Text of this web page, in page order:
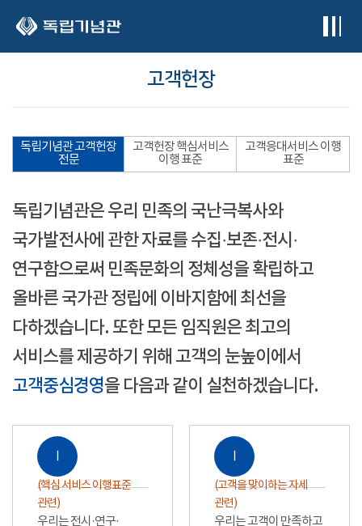
고객헌장
독립기념관 고객헌장
전문
고객헌장 핵심서비스
이행 표준
고객응대서비스 이행
표준
독립기념관은 우리 민족의 국난극복사와
국가발전사에 관한 자료를 수집·보존·전시·
연구함으로써 민족문화의 정체성을 확립하고
올바른 국가관 정립에 이바지함에 최선을
다하겠습니다. 또한 모든 임직원은 최고의
서비스를 제공하기 위해 고객의 눈높이에서
고객중심경영을 다음과 같이 실천하겠습니다.
Ⅰ
(핵심 서비스 이행표준
관련)
우리는 전시·연구·
Ⅰ
(고객을 맞이하는 자세
관련)
우리는 고객이 만족하고